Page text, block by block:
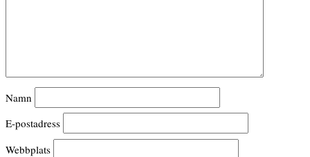
Namn
E-postadress
Webbplats